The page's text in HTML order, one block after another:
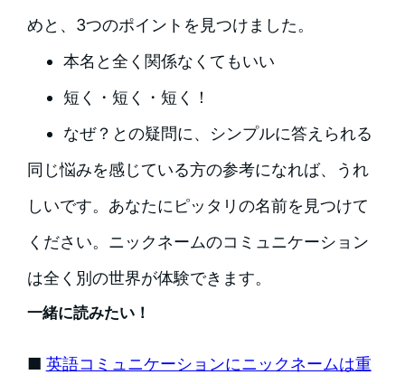
めと、3つのポイントを見つけました。
本名と全く関係なくてもいい
短く・短く・短く！
なぜ？との疑問に、シンプルに答えられる
同じ悩みを感じている方の参考になれば、うれ
しいです。あなたにピッタリの名前を見つけて
ください。ニックネームのコミュニケーション
は全く別の世界が体験できます。
一緒に読みたい！
■ 英語コミュニケーションにニックネームは重